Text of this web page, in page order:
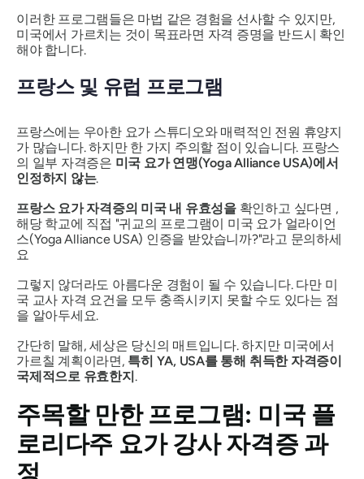
이러한 프로그램들은 마법 같은 경험을 선사할 수 있지만,
미국에서 가르치는 것이 목표라면 자격 증명을 반드시 확인
해야 합니다.
프랑스 및 유럽 프로그램
프랑스에는 우아한 요가 스튜디오와 매력적인 전원 휴양지
가 많습니다. 하지만 한 가지 주의할 점이 있습니다. 프랑스
의 일부 자격증은 미국 요가 연맹(Yoga Alliance USA)에서
인정하지 않는.
프랑스 요가 자격증의 미국 내 유효성을확인하고 싶다면 ,
해당 학교에 직접 "귀교의 프로그램이 미국 요가 얼라이언
스(Yoga Alliance USA) 인증을 받았습니까?"라고 문의하세
요
그렇지 않더라도 아름다운 경험이 될 수 있습니다. 다만 미
국 교사 자격 요건을 모두 충족시키지 못할 수도 있다는 점
을 알아두세요.
간단히 말해, 세상은 당신의 매트입니다. 하지만 미국에서
가르칠 계획이라면, 특히 YA, USA를 통해 취득한 자격증이
국제적으로 유효한지.
주목할 만한 프로그램: 미국 플
로리다주 요가 강사 자격증 과
정